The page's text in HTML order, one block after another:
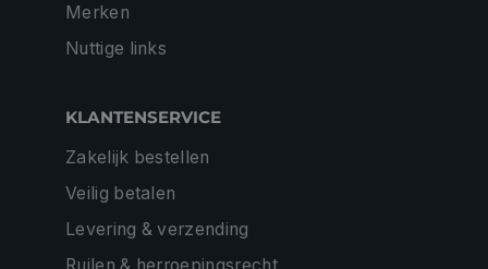
Merken
Nuttige links
KLANTENSERVICE
Zakelijk bestellen
Veilig betalen
Levering & verzending